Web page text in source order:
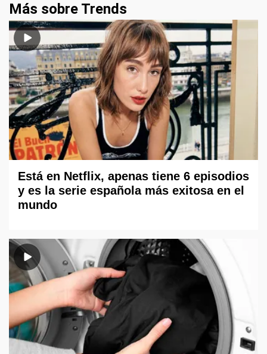
Más sobre Trends
Está en Netflix, apenas tiene 6 episodios
y es la serie española más exitosa en el
mundo